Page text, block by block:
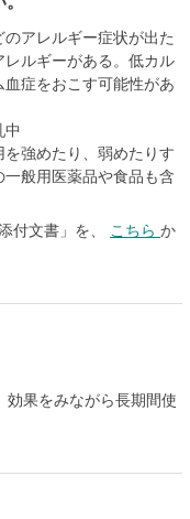
アレルギー症状が出た
ルギーがある。低カル
症をおこす可能性があ
中
強めたり、弱めたりす
般用医薬品や食品も含
付文書」を、
こちら か
効果をみながら長期間使